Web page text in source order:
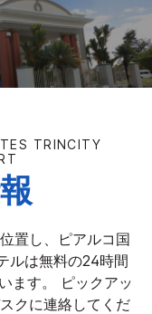
TRINCITY
置し、ピアルコ国
ルは無料の24時間
ます。 ピックアッ
クに連絡してくだ